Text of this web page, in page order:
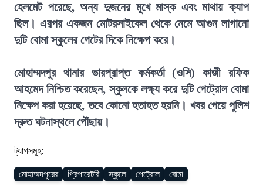
হেলমেট পরেছে, অন্য দুজনের মুখে মাস্ক এবং মাথায় ক্যাপ
ছিল। এরপর একজন মোটরসাইকেল থেকে নেমে আগুন লাগানো
দুটি বোমা স্কুলের গেটের দিকে নিক্ষেপ করে।
মোহাম্মদপুর থানার ভারপ্রাপ্ত কর্মকর্তা (ওসি) কাজী রফিক
আহমেদ নিশ্চিত করেছেন, স্কুলকে লক্ষ্য করে দুটি পেট্রোল বোমা
নিক্ষেপ করা হয়েছে, তবে কোনো হতাহত হয়নি। খবর পেয়ে পুলিশ
দ্রুত ঘটনাস্থলে পৌঁছায়।
ট্যাগসমূহ:
মোহাম্মদপুরের প্রিপারেটরি স্কুলে পেট্রোল বোমা